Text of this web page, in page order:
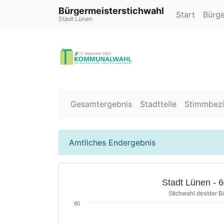
Bürgermeisterstichwahl
Stadt Lünen Start
Gesamtergebnis Stadtteile
Amtliches Endergebnis
Stadt Lünen -
Stichwahl des/der
80